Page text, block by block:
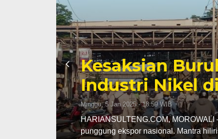
Sengketa
Mengiringi
Selasa, 13 Jan 2026 - 16:30 WIB
HARIANSULTENG.COM, PALU –
Sulawesi Tengah (Sulteng) nyatanya